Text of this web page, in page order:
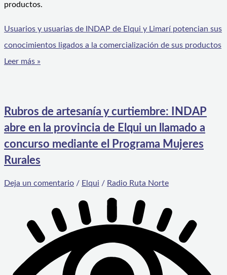
productos.
Usuarios y usuarias de INDAP de Elqui y Limarí potencian sus
conocimientos ligados a la comercialización de sus productos
Leer más »
Rubros de artesanía y curtiembre: INDAP
abre en la provincia de Elqui un llamado a
concurso mediante el Programa Mujeres
Rurales
Deja un comentario / Elqui / Radio Ruta Norte